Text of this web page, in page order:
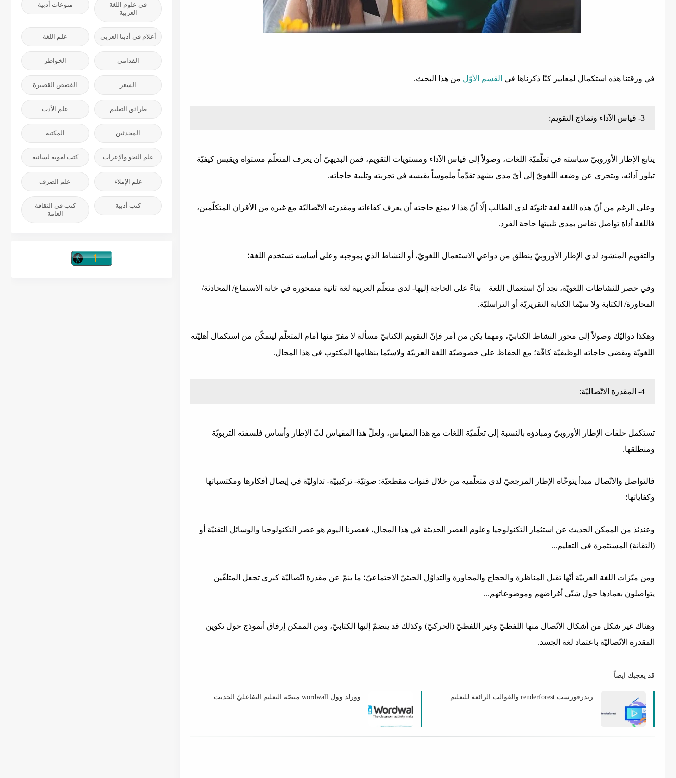
في ورقتنا هذه استكمال لمعايير كنّا ذكرناها في القسم الأوّل من هذا البحث.
3- قياس الآداء ونماذج التقويم:
يتابع الإطار الأوروبيّ سياسته في تعلّميّة اللغات، وصولاً إلى قياس الآداء ومستويات التقويم، فمن البديهيّ أن يعرف المتعلّم مستواه ويقيس كيفيّة
تبلور آدائه، ويتحرى عن وضعه اللغويّ إلى أيّ مدى يشهد تقدّماً ملموساً يقيسه في تجربته وتلبية حاجاته.
وعلى الرغم من أنّ هذه اللغة لغة ثانويّة لدى الطالب إلّا أنّ هذا لا يمنع حاجته أن يعرف كفاءاته ومقدرته الاتّصاليّة مع غيره من الأقران المتكلّمين،
فاللغة أداة تواصل تقاس بمدى تلبيتها حاجة الفرد.
والتقويم المنشود لدى الإطار الأوروبيّ ينطلق من دواعي الاستعمال اللغويّ، أو النشاط الذي بموجبه وعلى أساسه تستخدم اللغة؛
وفي حصر للنشاطات اللغويّة، نجد أنّ استعمال اللغة – بناءً على الحاجة إليها- لدى متعلّم العربية لغة ثانية متمحورة في خانة الاستماع/ المحادثة/
المحاورة/ الكتابة ولا سيّما الكتابة التقريريّة أو التراسليّة.
وهكذا دواليْك وصولاً إلى محور النشاط الكتابيّ، ومهما يكن من أمر فإنّ التقويم الكتابيّ مسألة لا مفرّ منها أمام المتعلّم ليتمكّن من استكمال أهليّته
اللغويّة ويقضي حاجاته الوظيفيّة كافّة؛ مع الحفاظ على خصوصيّة اللغة العربيّة ولاسيّما بنظامها المكتوب في هذا المجال.
4- المقدرة الاتّصاليّة:
تستكمل حلقات الإطار الأوروبيّ ومبادؤه بالنسبة إلى تعلّميّة اللغات مع هذا المقياس، ولعلّ هذا المقياس لبّ الإطار وأساس فلسفته التربويّة
ومنطلقها.
فالتواصل والاتّصال مبدأ يتوخّاه الإطار المرجعيّ لدى متعلّميه من خلال قنوات مقطعيّة: صوتيّة- تركيبيّة- تداوليّة في إيصال أفكارها ومكتسباتها
وكفاياتها؛
وعندئذ من الممكن الحديث عن استثمار التكنولوجيا وعلوم العصر الحديثة في هذا المجال، فعصرنا اليوم هو عصر التكنولوجيا والوسائل التقنيّة أو
(التقانة) المستثمرة في التعليم...
ومن ميّزات اللغة العربيّة أنّها تقبل المناظرة والحجاج والمحاورة والتداوُل الحيثيّ الاجتماعيّ؛ ما ينمّ عن مقدرة اتّصاليّة كبرى تجعل المتلقّين
يتواصلون بعمادها حول شتّى أغراضهم وموضوعاتهم...
وهناك غير شكل من أشكال الاتّصال منها اللفظيّ وغير اللفظيّ (الحركيّ) وكذلك قد ينضمّ إليها الكتابيّ، ومن الممكن إرفاق أنموذج حول تكوين
المقدرة الاتّصاليّة باعتماد لغة الجسد.
قد يعجبك ايضاً
رندرفورست renderforest والقوالب الرائعة للتعليم وورلد وول wordwall منصّة التعليم التفاعليّ الحديث
في علوم اللغة
العربية
منوعات أدبية
أعلام في أدبنا العربي علم اللغة
القدامى الخواطر
الشعر القصص القصيرة
طرائق التعليم علم الأدب
المحدثين المكتبة
علم النحو والإعراب كتب لغوية لسانية
علم الإملاء علم الصرف
كتب أدبية
كتب في الثقافة
العامة